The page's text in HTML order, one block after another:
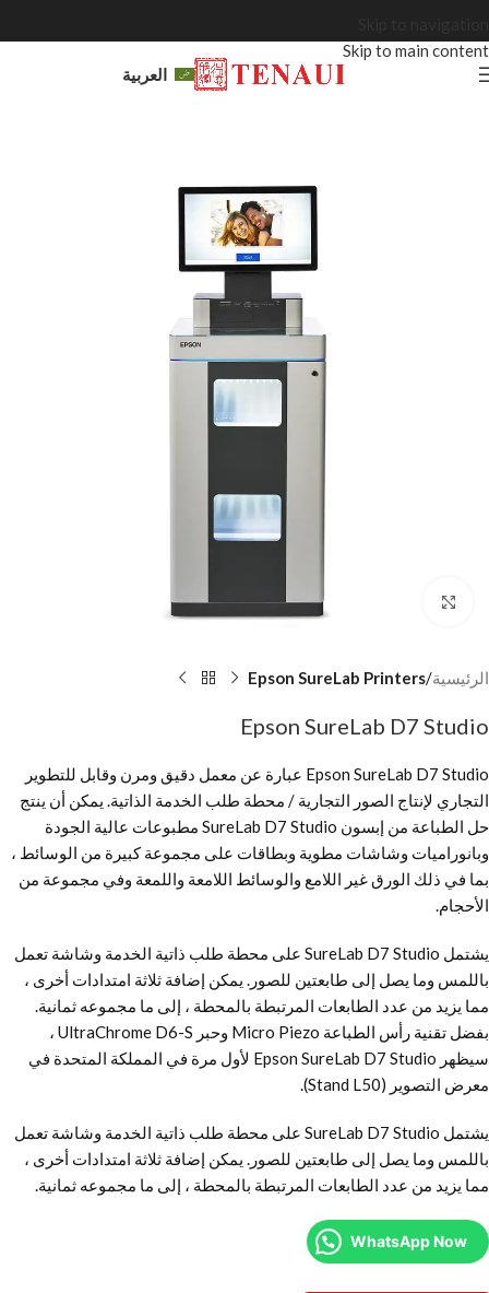
Skip to main content
العربية
Click to enlarge
الرئيسية Epson SureLab Printers
Epson SureLab D7 Studio
Epson SureLab D7 Studio عبارة عن معمل دقيق ومرن وقابل للتطوير
التجاري لإنتاج الصور التجارية / محطة طلب الخدمة الذاتية. يمكن أن ينتج
حل الطباعة من إبسون SureLab D7 Studio مطبوعات عالية الجودة
وبانوراميات وشاشات مطوية وبطاقات على مجموعة كبيرة من الوسائط ،
بما في ذلك الورق غير اللامع والوسائط اللامعة واللمعة وفي مجموعة من
الأحجام.
يشتمل SureLab D7 Studio على محطة طلب ذاتية الخدمة وشاشة تعمل
باللمس وما يصل إلى طابعتين للصور. يمكن إضافة ثلاثة امتدادات أخرى ،
مما يزيد من عدد الطابعات المرتبطة بالمحطة ، إلى ما مجموعه ثمانية.
بفضل تقنية رأس الطباعة Micro Piezo وحبر UltraChrome D6-S ،
سيظهر Epson SureLab D7 Studio لأول مرة في المملكة المتحدة في
معرض التصوير (Stand L50).
يشتمل SureLab D7 Studio على محطة طلب ذاتية الخدمة وشاشة تعمل
باللمس وما يصل إلى طابعتين للصور. يمكن إضافة ثلاثة امتدادات أخرى ،
مما يزيد من عدد الطابعات المرتبطة بالمحطة ، إلى ما مجموعه ثمانية.
WhatsApp Now